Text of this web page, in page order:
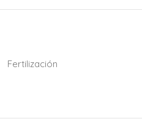
Fertilización